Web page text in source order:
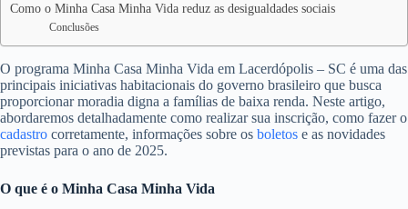
Como o Minha Casa Minha Vida reduz as desigualdades sociais
Conclusões
O programa Minha Casa Minha Vida em Lacerdópolis – SC é uma das
principais iniciativas habitacionais do governo brasileiro que busca
proporcionar moradia digna a famílias de baixa renda. Neste artigo,
abordaremos detalhadamente como realizar sua inscrição, como fazer o
cadastro corretamente, informações sobre os boletos e as novidades
previstas para o ano de 2025.
O que é o Minha Casa Minha Vida